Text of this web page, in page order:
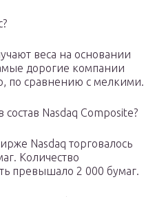
веса на основании
дорогие компании
по сравнению с мелкими.
Nasdaq Composite?
Nasdaq торговалось
Количество
превышало 2 000 бумаг.